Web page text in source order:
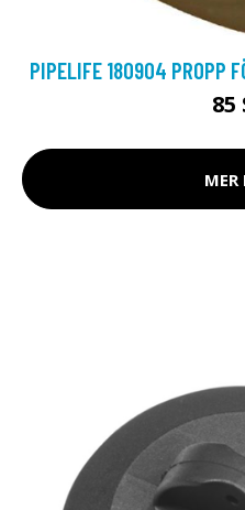
PIPELIFE 180904 PROPP
85